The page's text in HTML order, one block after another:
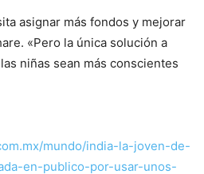
asignar más fondos y mejorar
«Pero la única solución a
niñas sean más conscientes
mundo/india-la-joven-de-
en-publico-por-usar-unos-